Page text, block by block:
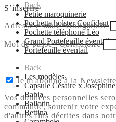
Back
Petite maroquinerie
Pochette holster Confident
Pochette téléphone Léo
Grand Portefeuille éventail
Portefeuille éventail
Back
Les modèles
Capsule Césaire x Joséphine
Bahia
Ballotin
Bettina
S’inscrire
Adresse e-mail*Obligatoire
Mot de passe*Obligatoire
Je m'abonne à la
Vos données personnelles
commande, soutenir votre
d'autres fins décrites dans